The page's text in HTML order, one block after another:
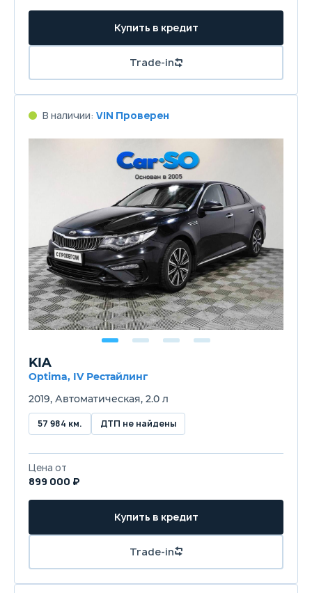
Купить в кредит
Trade-in
В наличии: VIN Проверен
KIA
Optima, IV Рестайлинг
2019, Автоматическая, 2.0 л
57 984 км. ДТП не найдены
Цена от
899 000 ₽
Купить в кредит
Trade-in